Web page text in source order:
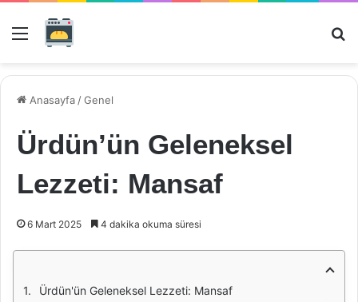
Menü
Anasayfa /Genel
Ürdün’ün Geleneksel
Lezzeti: Mansaf
6 Mart 2025 4 dakika okuma süresi
Ürdün'ün Geleneksel Lezzeti: Mansaf